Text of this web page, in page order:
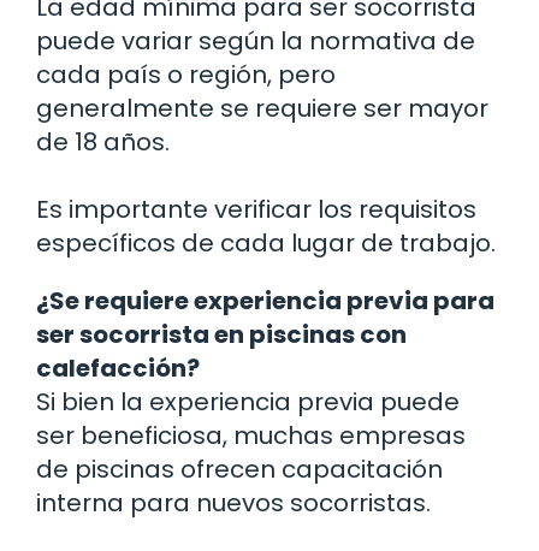
puede variar según la normativa de
cada país o región, pero
generalmente se requiere ser mayor
de 18 años.
Es importante verificar los requisitos
específicos de cada lugar de trabajo.
¿Se requiere experiencia previa para
ser socorrista en piscinas con
calefacción?
Si bien la experiencia previa puede
ser beneficiosa, muchas empresas
de piscinas ofrecen capacitación
interna para nuevos socorristas.